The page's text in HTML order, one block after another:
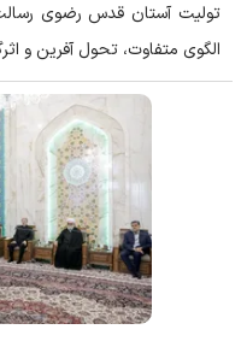
تولیت آستان قدس رضوی
الگوی متفاوت، تحول آفرین و